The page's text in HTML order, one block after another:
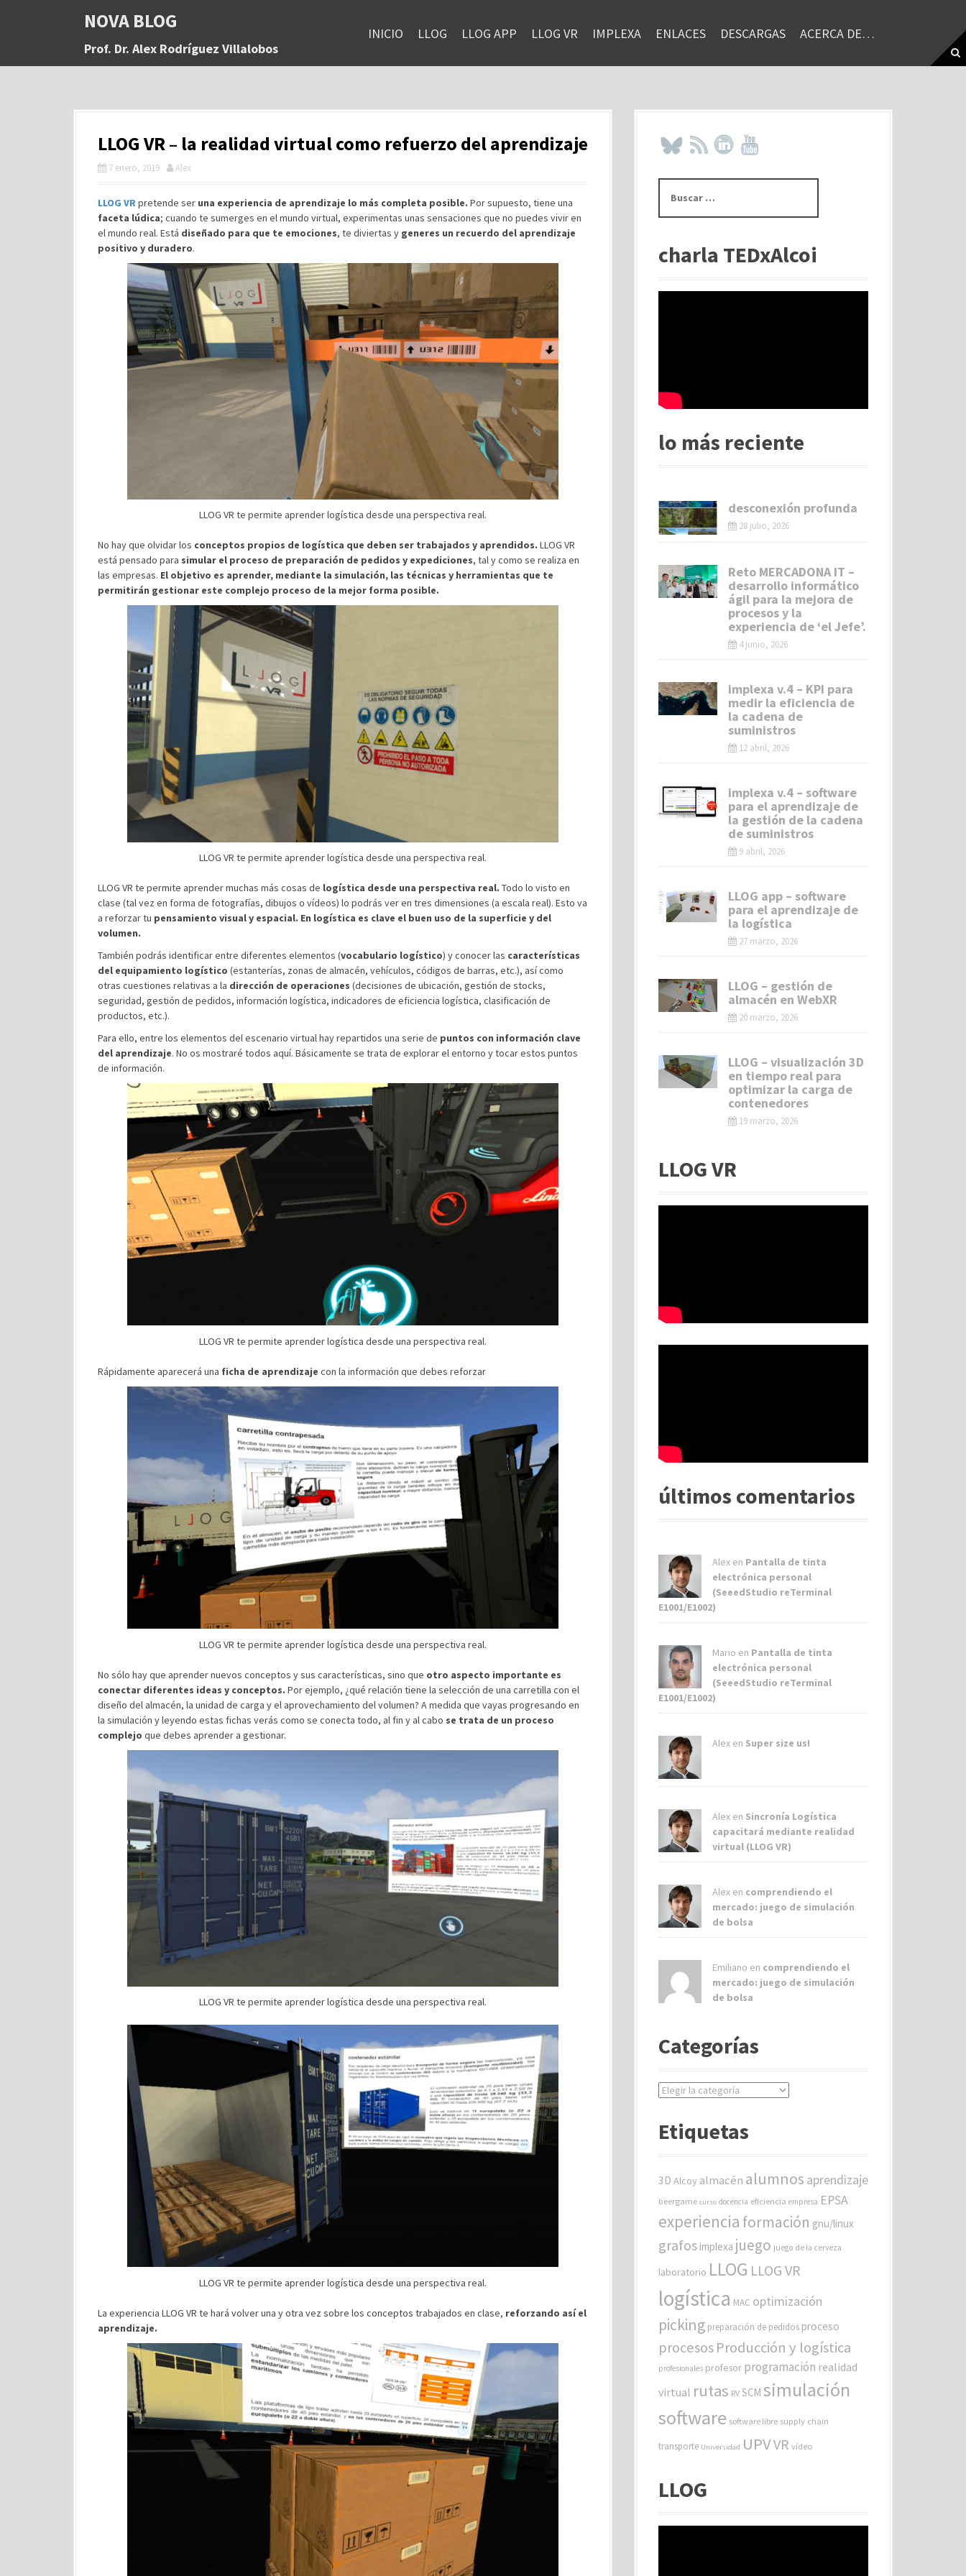
a
NOVA BLOG
Prof. Dr. Alex Rodríguez Villalobos
INICIO LLOG LLOG APP LLOG VR IMPLEXA ENLACES DESCARGAS ACERCA DE…
LLOG VR – la realidad virtual como refuerzo del aprendizaje
7 enero, 2019 Alex
LLOG VRpretende ser una experiencia de aprendizaje lo más completa posible. Por supuesto, tiene una
faceta lúdica; cuando te sumerges en el mundo virtual, experimentas unas sensaciones que no puedes vivir en
el mundo real. Está diseñado para que te emociones, te diviertas y generes un recuerdo del aprendizaje
positivo y duradero.
LLOG VR te permite aprender logística desde una perspectiva real.
No hay que olvidar los conceptos propios de logística que deben ser trabajados y aprendidos. LLOG VR
está pensado para simular el proceso de preparación de pedidos y expediciones, tal y como se realiza en
las empresas. El objetivo es aprender, mediante la simulación, las técnicas y herramientas que te
permitirán gestionar este complejo proceso de la mejor forma posible.
LLOG VR te permite aprender logística desde una perspectiva real.
LLOG VR te permite aprender muchas más cosas de logística desde una perspectiva real. Todo lo visto en
clase (tal vez en forma de fotografías, dibujos o vídeos) lo podrás ver en tres dimensiones (a escala real). Esto va
a reforzar tu pensamiento visual y espacial. En logística es clave el buen uso de la superficie y del
volumen.
También podrás identificar entre diferentes elementos (vocabulario logístico) y conocer las características
del equipamiento logístico (estanterías, zonas de almacén, vehículos, códigos de barras, etc.), así como
otras cuestiones relativas a la dirección de operaciones (decisiones de ubicación, gestión de stocks,
seguridad, gestión de pedidos, información logística, indicadores de eficiencia logística, clasificación de
productos, etc.).
Para ello, entre los elementos del escenario virtual hay repartidos una serie de puntos con información clave
del aprendizaje. No os mostraré todos aquí. Básicamente se trata de explorar el entorno y tocar estos puntos
de información.
LLOG VR te permite aprender logística desde una perspectiva real.
Rápidamente aparecerá una ficha de aprendizaje con la información que debes reforzar
LLOG VR te permite aprender logística desde una perspectiva real.
No sólo hay que aprender nuevos conceptos y sus características, sino que otro aspecto importante es
conectar diferentes ideas y conceptos. Por ejemplo, ¿qué relación tiene la selección de una carretilla con el
diseño del almacén, la unidad de carga y el aprovechamiento del volumen? A medida que vayas progresando en
la simulación y leyendo estas fichas verás como se conecta todo, al fin y al cabo se trata de un proceso
complejo que debes aprender a gestionar.
LLOG VR te permite aprender logística desde una perspectiva real.
LLOG VR te permite aprender logística desde una perspectiva real.
La experiencia LLOG VR te hará volver una y otra vez sobre los conceptos trabajados en clase, reforzando así el
aprendizaje.
s
rcharla TEDxAlcoi
lo más reciente
desconexión profunda
28 julio, 2026
Reto MERCADONA IT –
desarrollo informático
ágil para la mejora de
procesos y la
experiencia de ‘el Jefe’.
4 junio, 2026
implexa v.4 – KPI para
medir la eficiencia de
la cadena de
suministros
12 abril, 2026
implexa v.4 – software
para el aprendizaje de
la gestión de la cadena
de suministros
9 abril, 2026
LLOG app – software
para el aprendizaje de
la logística
27 marzo, 2026
LLOG – gestión de
almacén en WebXR
20 marzo, 2026
LLOG – visualización 3D
en tiempo real para
optimizar la carga de
contenedores
19 marzo, 2026
LLOG VR
últimos comentarios
Alex en Pantalla de tinta
electrónica personal
(SeeedStudio reTerminal
E1001/E1002)
Mario en Pantalla de tinta
electrónica personal
(SeeedStudio reTerminal
E1001/E1002)
Alex en Super size us!
Alex en Sincronía Logística
capacitará mediante realidad
virtual (LLOG VR)
Alex en comprendiendo el
mercado: juego de simulación
de bolsa
Emiliano en comprendiendo el
mercado: juego de simulación
de bolsa
Categorías
C
e
r
s
Etiquetas
3D Alcoy almacén alumnos aprendizaje
beergame curso docencia eficiencia empresa EPSA
experiencia formación gnu/linux
grafos implexa juego juego de la cerveza
laboratorio LLOG LLOG VR
logística MAC optimización
picking preparación de pedidos proceso
procesosProducción y logística
profesionales profesor programación realidad
virtual rutas RV SCM simulación
software software libre supply chain
transporte Universidad UPVVR vídeo
LLOG